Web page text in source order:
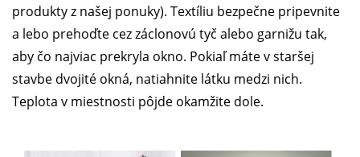
produkty z našej ponuky). Textíliu bezpečne pripevnite
a lebo prehoďte cez záclonovú tyč alebo garnižu tak,
aby čo najviac prekryla okno. Pokiaľ máte v staršej
stavbe dvojité okná, natiahnite látku medzi nich.
Teplota v miestnosti pôjde okamžite dole.